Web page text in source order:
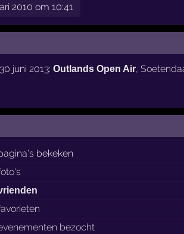
2010 om 10:41
juni 2013: Outlands Open Air,
bekeken
bezocht